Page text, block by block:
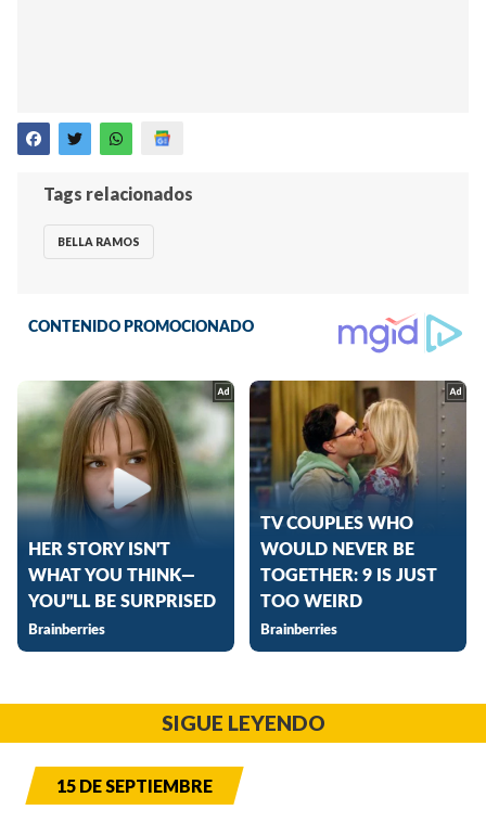
Tags relacionados
BELLA RAMOS
SIGUE LEYENDO
15 DE SEPTIEMBRE